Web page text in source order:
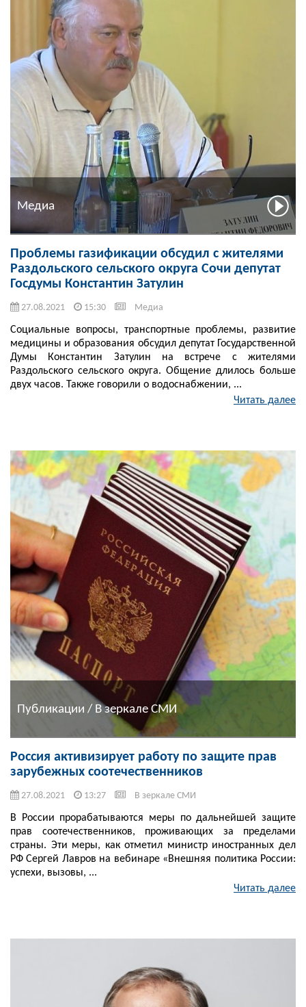
Медиа
Проблемы газификации обсудил с жителями
Раздольского сельского округа Сочи депутат
Госдумы Константин Затулин
27.08.2021 15:30 Медиа
Социальные вопросы, транспортные проблемы, развитие
медицины и образования обсудил депутат Государственной
Думы Константин Затулин на встрече с жителями
Раздольского сельского округа. Общение длилось больше
двух часов. Также говорили о водоснабжении, ...
Читать далее
Публикации / В зеркале СМИ
Россия активизирует работу по защите прав
зарубежных соотечественников
27.08.2021 13:27 В зеркале СМИ
В России прорабатываются меры по дальнейшей защите
прав соотечественников, проживающих за пределами
страны. Эти меры, как отметил министр иностранных дел
РФ Сергей Лавров на вебинаре «Внешняя политика России:
успехи, вызовы, ...
Читать далее